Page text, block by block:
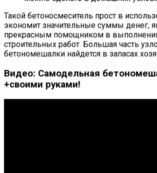
Такой бетоносмеситель прост в
экономит значительные суммы денег,
прекрасным помощником в
строительных работ. Большая часть
бетономешалки найдется в запасах
Видео: Самодельная
+своими руками!